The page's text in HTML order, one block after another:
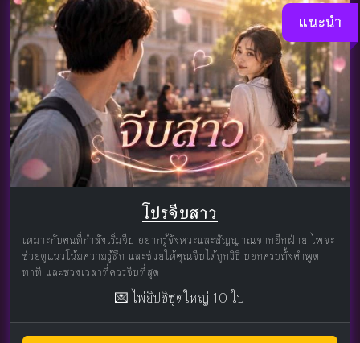
แนะนำ
โปรจีบสาว
เหมาะกับคนที่กำลังเริ่มจีบ อยากรู้จังหวะและสัญญาณจากอีกฝ่าย ไพ่จะ
ช่วยดูแนวโน้มความรู้สึก และช่วยให้คุณจีบได้ถูกวิธี บอกครบทั้งคำพูด
ท่าที และช่วงเวลาที่ควรจีบที่สุด
💌 ไพ่ยิปซีชุดใหญ่ 10 ใบ